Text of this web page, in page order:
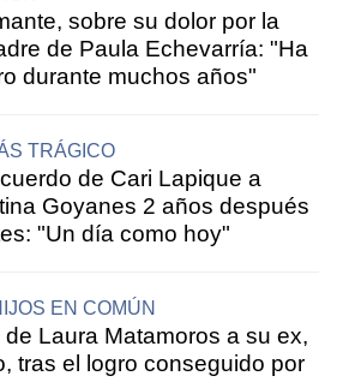
sobre su dolor por la
de Paula Echevarría: "Ha
durante muchos años"
TRÁGICO
de Cari Lapique a
Goyanes 2 años después
"Un día como hoy"
EN COMÚN
Laura Matamoros a su ex,
tras el logro conseguido por